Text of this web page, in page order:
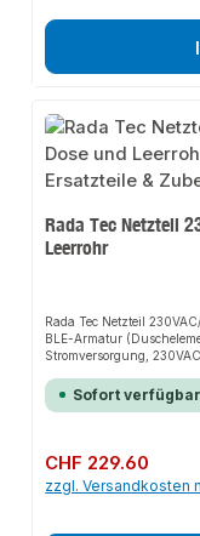
Rada Tec Netzteil
Leerrohr
Rada Tec Netzteil
BLE-Armatur
Stromversorgung,
m.Technische
V DCStromaufnahme:
Sofort
Regulärer Preis:
CHF 229.60
zzgl. Versandkosten